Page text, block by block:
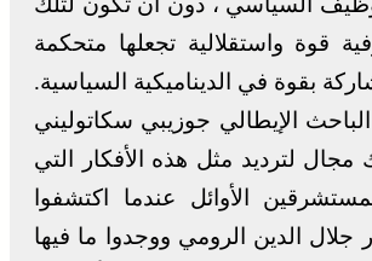
قوة واستقلالية تجعلها متحكمة
بقوة في الديناميكية السياسية.
الإيطالي جوزيبي سكاتوليني
مجال لترديد مثل هذه الأفكار التي
الأوائل عندما اكتشفوا
جلال الدين الرومي ووجدوا ما فيها